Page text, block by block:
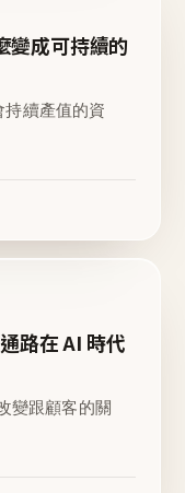
變成可持續的
持續產值的資
路在 AI 時代
變跟顧客的關